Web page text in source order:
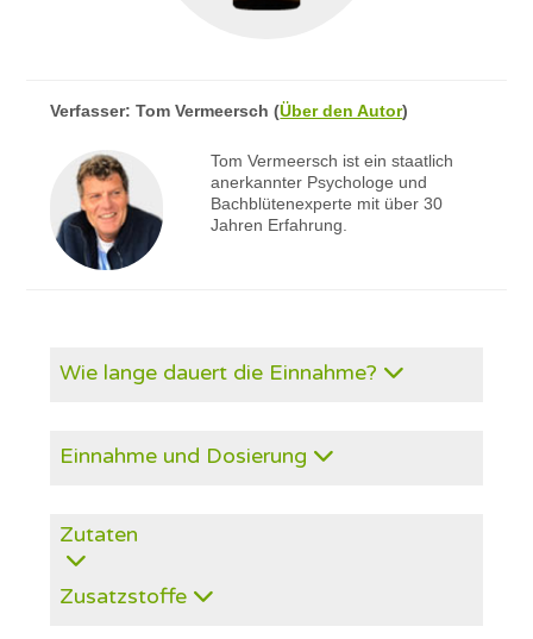
Verfasser:Tom Vermeersch (Über den Autor)
Tom Vermeersch ist ein staatlich
anerkannter Psychologe und
Bachblütenexperte mit über 30
Jahren Erfahrung.
Wie lange dauert die Einnahme?
Einnahme und Dosierung
Zutaten
Zusatzstoffe